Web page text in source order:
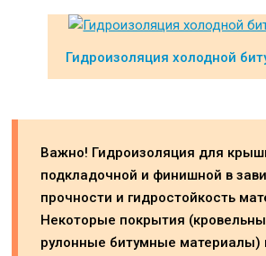
Гидроизоляция холодной
Важно! Гидроизоляция для
подкладочной и финишной в
прочности и гидростойкость
Некоторые покрытия
рулонные битумные материалы)